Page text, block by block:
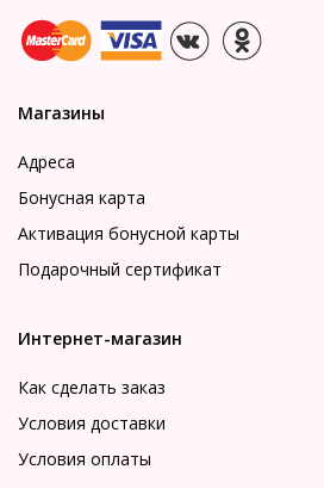
Магазины
Адреса
Бонусная карта
Активация бонусной карты
Подарочный сертификат
Интернет-магазин
Как сделать заказ
Условия доставки
Условия оплаты